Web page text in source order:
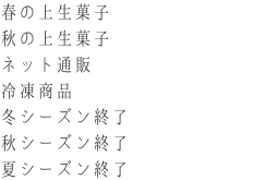
春の上生菓子
秋の上生菓子
ネット通販
冷凍商品
冬シーズン終了
秋シーズン終了
夏シーズン終了